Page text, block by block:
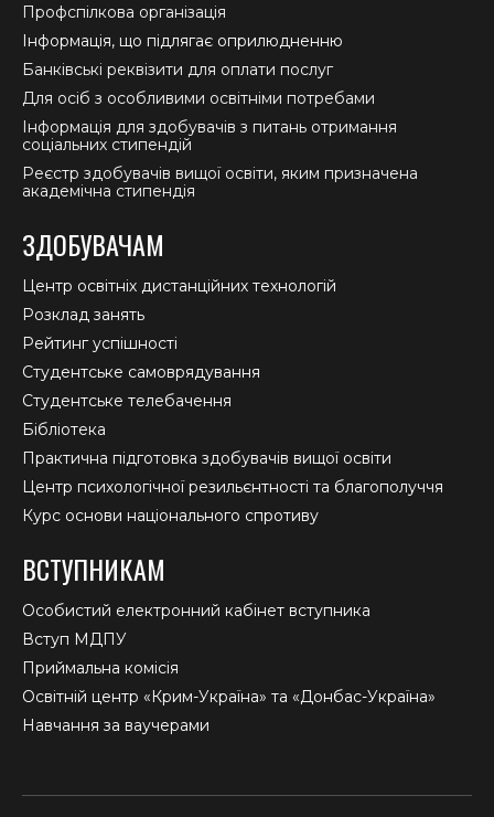
Профспілкова організація
Інформація, що підлягає оприлюдненню
Банківські реквізити для оплати послуг
Для осіб з особливими освітніми потребами
Інформація для здобувачів з питань отримання
соціальних стипендій
Реєстр здобувачів вищої освіти, яким призначена
академічна стипендія
ЗДОБУВАЧАМ
Центр освітніх дистанційних технологій
Розклад занять
Рейтинг успішності
Студентське самоврядування
Студентське телебачення
Бібліотека
Практична підготовка здобувачів вищої освіти
Центр психологічної резильєнтності та благополуччя
Курс основи національного спротиву
ВСТУПНИКАМ
Особистий електронний кабінет вступника
Вступ МДПУ
Приймальна комісія
Освітній центр «Крим-Україна» та «Донбас-Україна»
Навчання за ваучерами